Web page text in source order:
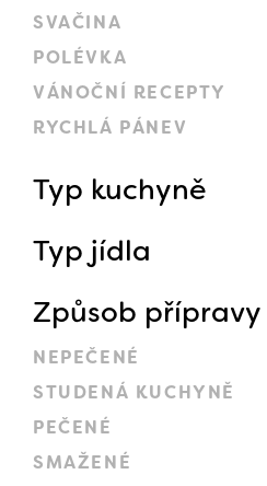
SVAČINA
POLÉVKA
VÁNOČNÍ RECEPTY
RYCHLÁ PÁNEV
Typ kuchyně
Typ jídla
Způsob přípravy
NEPEČENÉ
STUDENÁ KUCHYNĚ
PEČENÉ
SMAŽENÉ